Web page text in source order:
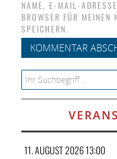
NAME, E-MAIL-
BROWSER FÜR MEINEN
SPEICHERN.
Search for:
11. AUGUST 2026 13:00